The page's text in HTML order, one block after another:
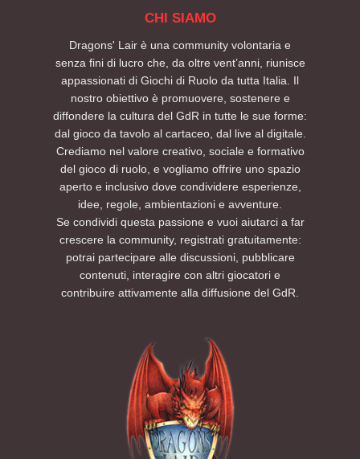
CHI SIAMO
Dragons' Lair è una community volontaria e
senza fini di lucro che, da oltre vent’anni, riunisce
appassionati di Giochi di Ruolo da tutta Italia. Il
nostro obiettivo è promuovere, sostenere e
diffondere la cultura del GdR in tutte le sue forme:
dal gioco da tavolo al cartaceo, dal live al digitale.
Crediamo nel valore creativo, sociale e formativo
del gioco di ruolo, e vogliamo offrire uno spazio
aperto e inclusivo dove condividere esperienze,
idee, regole, ambientazioni e avventure.
Se condividi questa passione e vuoi aiutarci a far
crescere la community, registrati gratuitamente:
potrai partecipare alle discussioni, pubblicare
contenuti, interagire con altri giocatori e
contribuire attivamente alla diffusione del GdR.